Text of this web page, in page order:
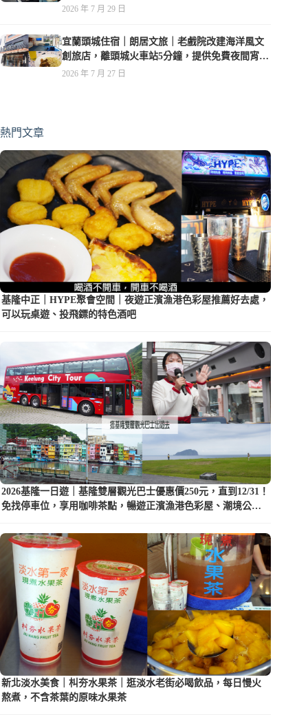
值得走訪
2026 年 7 月 29 日
宜蘭頭城住宿｜朗居文旅｜老戲院改建海洋風文
創旅店，離頭城火車站5分鐘，提供免費夜間宵
夜，親子遊戲空間
2026 年 7 月 27 日
熱門文章
基隆中正｜HYPE聚會空間｜夜遊正濱漁港色彩屋推薦好去處，
可以玩桌遊、投飛鏢的特色酒吧
2026基隆一日遊｜基隆雙層觀光巴士優惠價250元，直到12/31！
免找停車位，享用咖啡茶點，暢遊正濱漁港色彩屋、潮境公園
新北淡水美食｜朻夯水果茶｜逛淡水老街必喝飲品，每日慢火
熬煮，不含茶葉的原味水果茶